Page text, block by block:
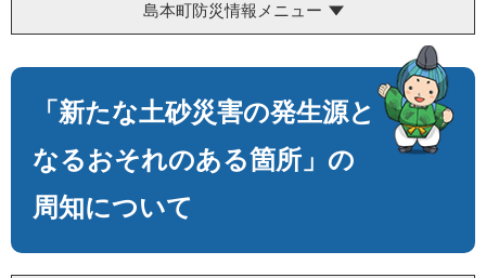
島本町防災情報メニュー
文
「新たな土砂災害の発生源と
なるおそれのある箇所」の
周知について